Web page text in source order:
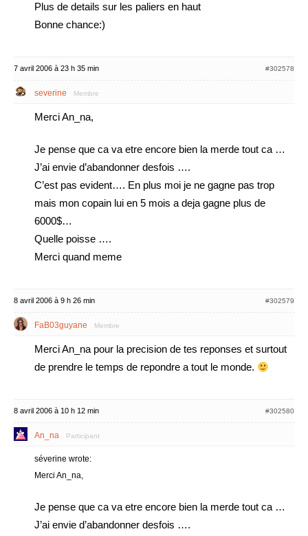
Plus de details sur les paliers en haut
Bonne chance:)
7 avril 2006 à 23 h 35 min #302578
severine Membre
Merci An_na,
Je pense que ca va etre encore bien la merde tout ca …
J’ai envie d’abandonner desfois ….
C’est pas evident…. En plus moi je ne gagne pas trop
mais mon copain lui en 5 mois a deja gagne plus de
6000$…
Quelle poisse ….
Merci quand meme
8 avril 2006 à 9 h 26 min #302579
FaB03guyane Membre
Merci An_na pour la precision de tes reponses et surtout
de prendre le temps de repondre a tout le monde.
8 avril 2006 à 10 h 12 min #302580
An_na Participant
séverine wrote:
Merci An_na,
Je pense que ca va etre encore bien la merde tout ca …
J’ai envie d’abandonner desfois ….